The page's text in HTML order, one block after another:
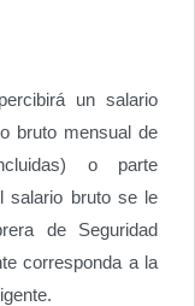
un salario
bruto mensual de
o parte
salario bruto se le
de Seguridad
corresponda a la